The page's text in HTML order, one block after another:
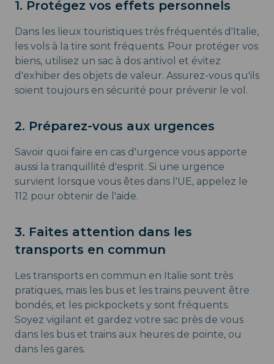
1. Protégez vos effets personnels
Dans les lieux touristiques très fréquentés d'Italie,
les vols à la tire sont fréquents. Pour protéger vos
biens, utilisez un sac à dos antivol et évitez
d'exhiber des objets de valeur. Assurez-vous qu'ils
soient toujours en sécurité pour prévenir le vol.
2. Préparez-vous aux urgences
Savoir quoi faire en cas d'urgence vous apporte
aussi la tranquillité d'esprit. Si une urgence
survient lorsque vous êtes dans l'UE, appelez le
112 pour obtenir de l'aide.
3. Faites attention dans les
transports en commun
Les transports en commun en Italie sont très
pratiques, mais les bus et les trains peuvent être
bondés, et les pickpockets y sont fréquents.
Soyez vigilant et gardez votre sac près de vous
dans les bus et trains aux heures de pointe, ou
dans les gares.